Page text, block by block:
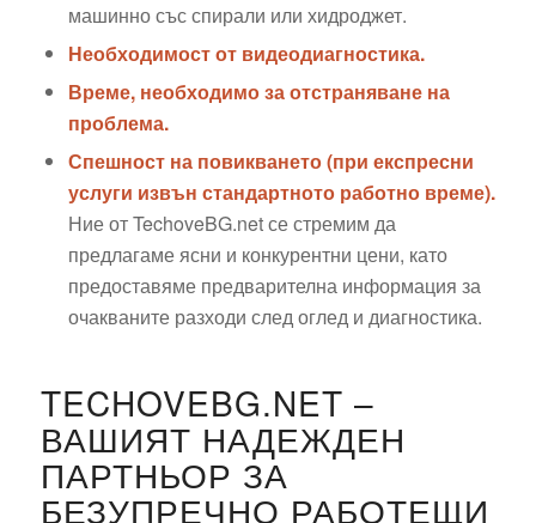
машинно със спирали или хидроджет.
Необходимост от видеодиагностика.
Време, необходимо за отстраняване на
проблема.
Спешност на повикването (при експресни
услуги извън стандартното работно време).
Ние от TechoveBG.net се стремим да
предлагаме ясни и конкурентни цени, като
предоставяме предварителна информация за
очакваните разходи след оглед и диагностика.
TECHOVEBG.NET –
ВАШИЯТ НАДЕЖДЕН
ПАРТНЬОР ЗА
БЕЗУПРЕЧНО РАБОТЕЩИ